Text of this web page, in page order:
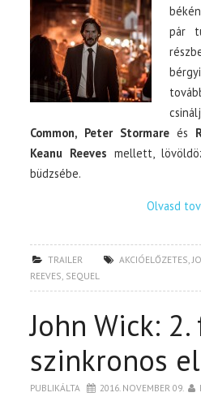
pár
Common, Peter Stormare és
Keanu Reeves mellett,
büdzsébe.
Olvasd
TRAILER AKCIÓELŐZETES,
REEVES, SEQUEL
John Wick:
szinkronos
PUBLIKÁLTA 2016. NOVEMBER 09.